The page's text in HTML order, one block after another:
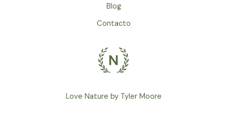
Blog
Contacto
Love Nature by Tyler Moore